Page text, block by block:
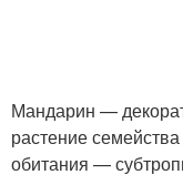
Мандарин —
растение
обитания —